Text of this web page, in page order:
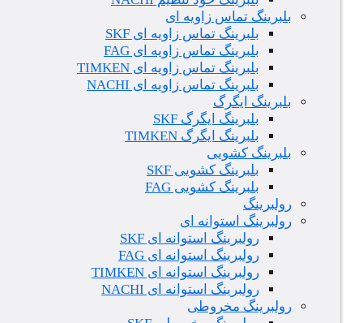
بلبرینگ تماس زاویه ای
بلبرینگ تماس زاویه ای SKF
بلبرینگ تماس زاویه ای FAG
بلبرینگ تماس زاویه ای TIMKEN
بلبرینگ تماس زاویه ای NACHI
بلبرینگ ایگرگ
بلبرینگ ایگرگ SKF
بلبرینگ ایگرگ TIMKEN
بلبرینگ کشویی
بلبرینگ کشویی SKF
بلبرینگ کشویی FAG
رولبرینگ
رولبرینگ استوانه ای
رولبرینگ استوانه ای SKF
رولبرینگ استوانه ای FAG
رولبرینگ استوانه ای TIMKEN
رولبرینگ استوانه ای NACHI
رولبرینگ مخروطی